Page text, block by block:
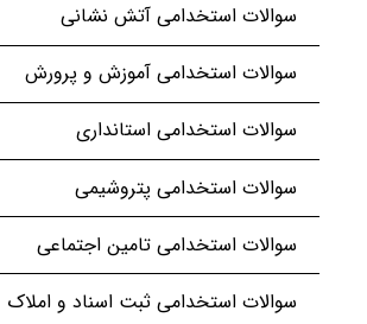
سوالات استخدامی آتش نشانی
سوالات استخدامی آموزش و پرورش
سوالات استخدامی استانداری
سوالات استخدامی پتروشیمی
سوالات استخدامی تامین اجتماعی
سوالات استخدامی ثبت اسناد و املاک